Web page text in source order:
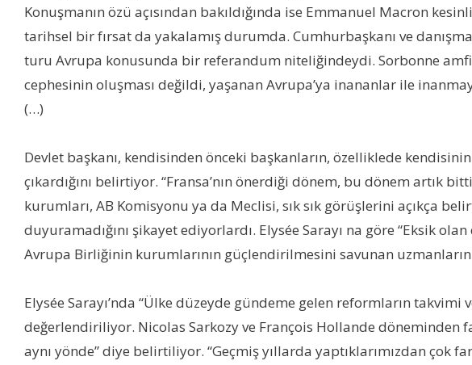
Konuşmanın özü açısından bakıldığında ise Emmanuel Macron
tarihsel bir fırsat da yakalamış durumda. Cumhurbaşkanı ve
turu Avrupa konusunda bir referandum niteliğindeydi. Sorbonne
cephesinin oluşması değildi, yaşanan Avrupa’ya inananlar ile
(…)
Devlet başkanı, kendisinden önceki başkanların, özelliklede
çıkardığını belirtiyor. “Fransa’nın önerdiği dönem, bu dönem artık
kurumları, AB Komisyonu ya da Meclisi, sık sık görüşlerini açıkça
duyuramadığını şikayet ediyorlardı. Elysée Sarayı na göre “Eksik
Avrupa Birliğinin kurumlarının güçlendirilmesini savunan
Elysée Sarayı’nda “Ülke düzeyde gündeme gelen reformların
değerlendiriliyor. Nicolas Sarkozy ve François Hollande döneminden
aynı yönde” diye belirtiliyor. “Geçmiş yıllarda yaptıklarımızdan çok